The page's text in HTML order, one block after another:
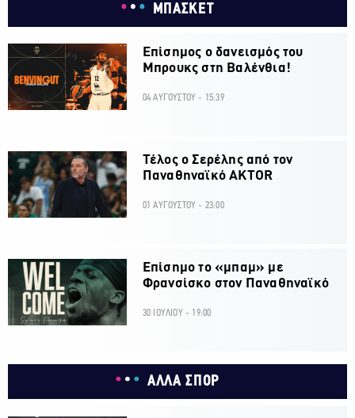
ΜΠΑΣΚΕΤ
Επίσημος ο δανεισμός του
Μπρουκς στη Βαλένθια!
04 ΑΥΓΟΥΣΤΟΥ - 15:39
Τέλος ο Σερέλης από τον
Παναθηναϊκό AKTOR
01 ΑΥΓΟΥΣΤΟΥ - 23:00
Επίσημο το «μπαμ» με
Φρανσίσκο στον Παναθηναϊκό
30 ΙΟΥΛΙΟΥ - 19:00
ΑΛΛΑ ΣΠΟΡ